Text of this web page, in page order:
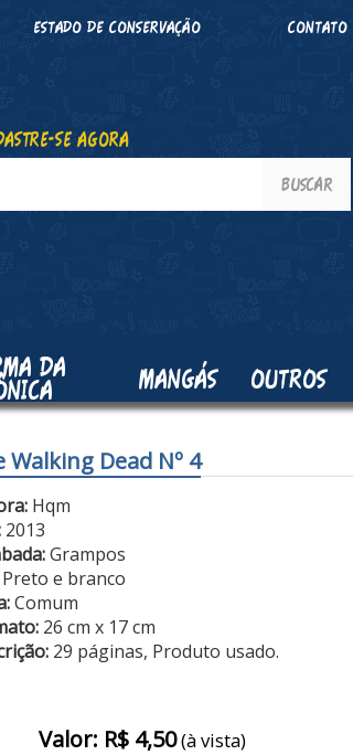
ESTADO DE CONSERVAÇÃO CONTATO
SE AGORA
DA MANGÁS OUTROS
Walking Dead Nº 4
Hqm
2013
Grampos
e branco
Comum
26 cm x 17 cm
29 páginas, Produto usado.
Valor: R$ 4,50(à vista)